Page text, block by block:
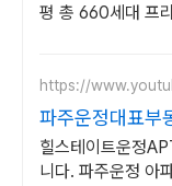
평 총 660세대 프
https://
파주운정대표부
힐스테이트운정
니다. 파주운정 아파트